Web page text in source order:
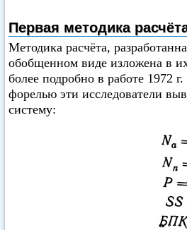
Первая методика
Методика расчёта,
обобщенном виде изложена в
более подробно в работе 1972
форелью эти исследователи
систему: